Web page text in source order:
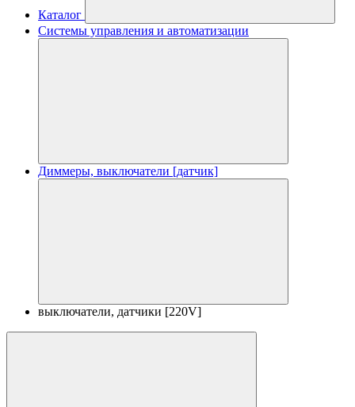
Каталог
Системы управления и автоматизации
Диммеры, выключатели [датчик]
выключатели, датчики [220V]